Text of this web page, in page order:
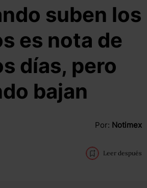
suben los
es nota de
días, pero
bajan
Por: Notimex
Leer después